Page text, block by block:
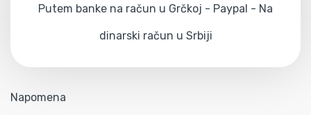
Putem banke na račun u Grčkoj - Paypal - Na
dinarski račun u Srbiji
Napomena